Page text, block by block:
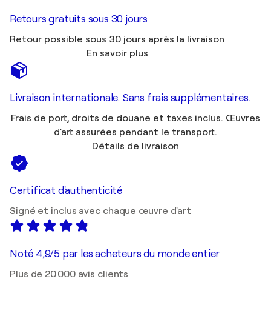
Retours gratuits sous 30 jours
Retour possible sous 30 jours après la livraison
En savoir plus
Livraison internationale. Sans frais supplémentaires.
Frais de port, droits de douane et taxes inclus. Œuvres
d'art assurées pendant le transport.
Détails de livraison
Certificat d'authenticité
Signé et inclus avec chaque œuvre d'art
Noté 4,9/5 par les acheteurs du monde entier
Plus de 20 000 avis clients